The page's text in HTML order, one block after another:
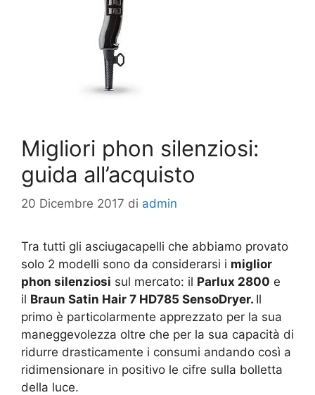
Migliori phon silenziosi:
guida all’acquisto
20 Dicembre 2017 di admin
Tra tutti gli asciugacapelli che abbiamo provato
solo 2 modelli sono da considerarsi i miglior
phon silenziosi sul mercato: il Parlux 2800 e
il Braun Satin Hair 7 HD785 SensoDryer. Il
primo è particolarmente apprezzato per la sua
maneggevolezza oltre che per la sua capacità di
ridurre drasticamente i consumi andando così a
ridimensionare in positivo le cifre sulla bolletta
della luce.